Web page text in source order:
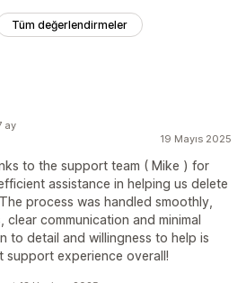
Tüm değerlendirmeler
19 Mayıs 2025
to the support team ( Mike ) for
assistance in helping us delete
process was handled smoothly,
communication and minimal
to detail and willingness to help is
support experience overall!
ay